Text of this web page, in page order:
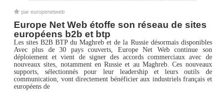
par europenetweb
Europe Net Web étoffe son réseau de sites
européens b2b et btp
Les sites B2B BTP du Maghreb et de la Russie désormais disponibles
Avec plus de 30 pays couverts, Europe Net Web continue son
déploiement et vient de signer des accords commerciaux avec de
nouveaux sites, notamment en Russie et au Maghreb. Ces nouveaux
supports, sélectionnés pour leur leadership et leurs outils de
communication, vont directement bénéficier aux industriels français et
européens de